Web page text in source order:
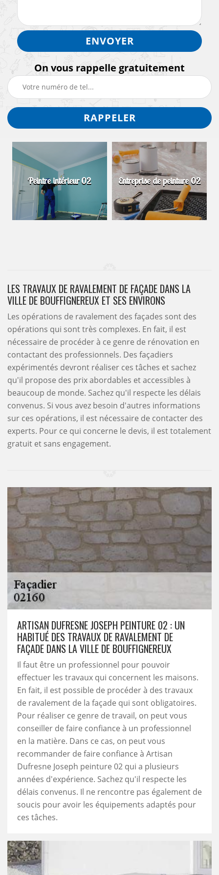
On vous rappelle gratuitement
Peintre intérieur 02 Entreprise de peinture 02
LES TRAVAUX DE RAVALEMENT DE FAÇADE DANS LA
VILLE DE BOUFFIGNEREUX ET SES ENVIRONS
Les opérations de ravalement des façades sont des
opérations qui sont très complexes. En fait, il est
nécessaire de procéder à ce genre de rénovation en
contactant des professionnels. Des façadiers
expérimentés devront réaliser ces tâches et sachez
qu'il propose des prix abordables et accessibles à
beaucoup de monde. Sachez qu'il respecte les délais
convenus. Si vous avez besoin d'autres informations
sur ces opérations, il est nécessaire de contacter des
experts. Pour ce qui concerne le devis, il est totalement
gratuit et sans engagement.
ARTISAN DUFRESNE JOSEPH PEINTURE 02 : UN
HABITUÉ DES TRAVAUX DE RAVALEMENT DE
FAÇADE DANS LA VILLE DE BOUFFIGNEREUX
Il faut être un professionnel pour pouvoir
effectuer les travaux qui concernent les maisons.
En fait, il est possible de procéder à des travaux
de ravalement de la façade qui sont obligatoires.
Pour réaliser ce genre de travail, on peut vous
conseiller de faire confiance à un professionnel
en la matière. Dans ce cas, on peut vous
recommander de faire confiance à Artisan
Dufresne Joseph peinture 02 qui a plusieurs
années d'expérience. Sachez qu'il respecte les
délais convenus. Il ne rencontre pas également de
soucis pour avoir les équipements adaptés pour
ces tâches.